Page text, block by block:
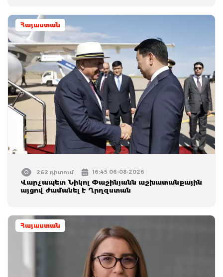
Հայաստան
262 դիտում 16:45 06-08-2026
Վարչապետ Նիկոլ Փաշինյանն աշխատանքային
այցով ժամանել է Ղրղզստան
Հայաստան